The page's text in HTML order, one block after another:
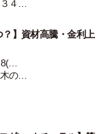
４…
？】資材高騰・金利上
の…